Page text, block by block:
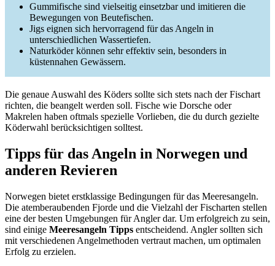
Gummifische sind vielseitig einsetzbar und imitieren die
Bewegungen von Beutefischen.
Jigs eignen sich hervorragend für das Angeln in
unterschiedlichen Wassertiefen.
Naturköder können sehr effektiv sein, besonders in
küstennahen Gewässern.
Die genaue Auswahl des Köders sollte sich stets nach der Fischart
richten, die beangelt werden soll. Fische wie Dorsche oder
Makrelen haben oftmals spezielle Vorlieben, die du durch gezielte
Köderwahl berücksichtigen solltest.
Tipps für das Angeln in Norwegen und
anderen Revieren
Norwegen bietet erstklassige Bedingungen für das Meeresangeln.
Die atemberaubenden Fjorde und die Vielzahl der Fischarten stellen
eine der besten Umgebungen für Angler dar. Um erfolgreich zu sein,
sind einige Meeresangeln Tipps entscheidend. Angler sollten sich
mit verschiedenen Angelmethoden vertraut machen, um optimalen
Erfolg zu erzielen.